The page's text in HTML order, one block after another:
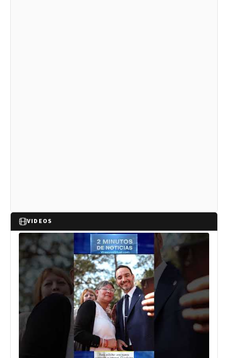
VIDEOS